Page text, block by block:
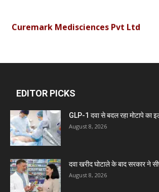
Curemark Medisciences Pvt Ltd
Dava India
Invision Pharma Limited
Marxx Pharma
EDITOR PICKS
GLP-1 दवा से बदल रहा मोटापे का
August 8, 2026
दवा खरीद घोटाले के बाद सरकार ने
August 8, 2026